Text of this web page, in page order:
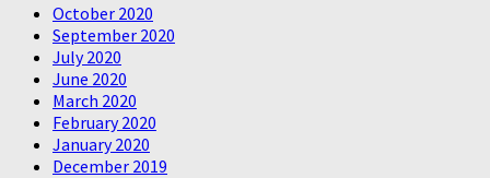
October 2020
September 2020
July 2020
June 2020
March 2020
February 2020
January 2020
December 2019